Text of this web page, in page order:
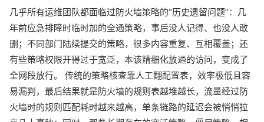
几乎所有运维团队都面临过防火墙策略的“历史遗留问题”：几
年前应急排障时临时加的全通策略，事后没人记得、也没人敢
删；不同部门陆续提交的策略，很多内容重复、互相覆盖；还
有些策略权限开得过于宽泛，本该精细化放通的访问，变成了
全网段放行。 传统的策略核查靠人工翻配置表，效率极低且容
易漏判，最后结果就是防火墙的规则表越堆越长，流量经过防
火墙时的规则匹配耗时越来越高，单条链路的延迟会被悄悄拉